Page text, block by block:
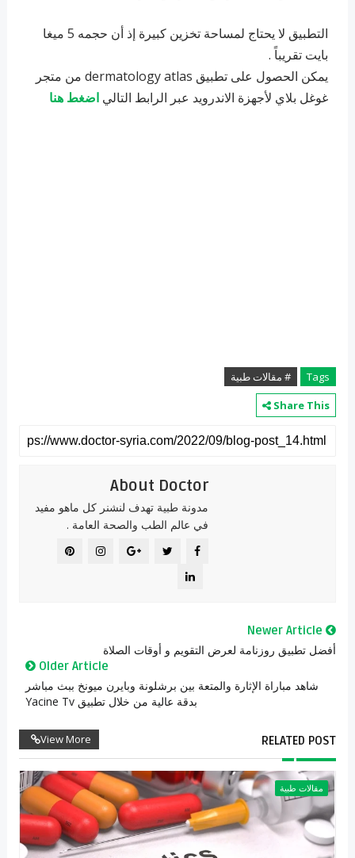
التطبيق لا يحتاج لمساحة تخزين كبيرة إذ أن حجمه 5 ميغا
بايت تقريباً .
يمكن الحصول على تطبيق dermatology atlas من متجر
غوغل بلاي لأجهزة الاندرويد عبر الرابط التالي اضغط هنا
Tags
# مقالات طبية
Share This
About Doctor
مدونة طبية تهدف لنشنر كل ماهو مفيد
في عالم الطب والصحة العامة .
Newer Article
أفضل تطبيق روزنامة لعرض التقويم و أوقات الصلاة
Older Article
شاهد مباراة الإثارة والمتعة بين برشلونة وبايرن ميونخ ببث مباشر
بدقة عالية من خلال تطبيق Yacine Tv
RELATED POST
View More
مقالات طبية